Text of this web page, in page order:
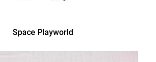
Space Playworld